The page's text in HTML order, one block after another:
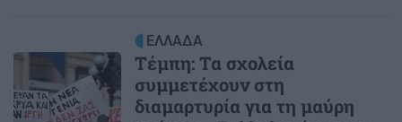
ΕΛΛΑΔΑ
Τέμπη: Τα σχολεία
συμμετέχουν στη
διαμαρτυρία για τη μαύρη